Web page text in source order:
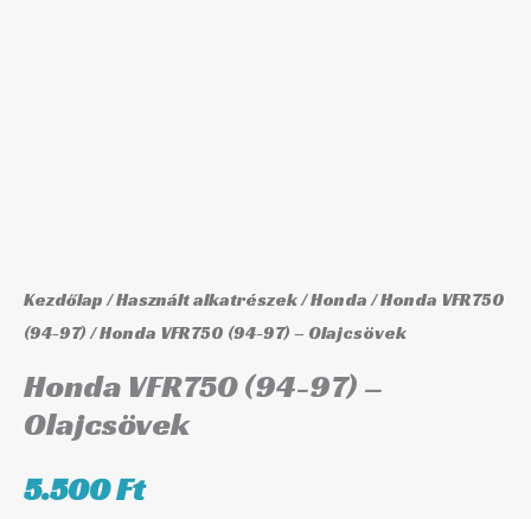
Kezdőlap/Használt alkatrészek/Honda/Honda VFR750
(94-97)/ Honda VFR750 (94-97) – Olajcsövek
Honda VFR750 (94-97) –
Olajcsövek
5.500Ft